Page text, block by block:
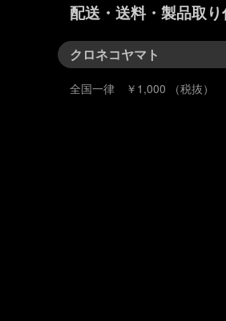
配送・送料・製品取
クロネコヤマト
全国一律 ￥1,000 （税抜）